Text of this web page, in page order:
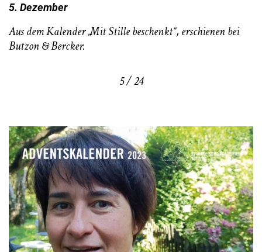
5. Dezember
Aus dem Kalender „Mit Stille beschenkt“, erschienen bei
Butzon & Bercker.
5 / 24